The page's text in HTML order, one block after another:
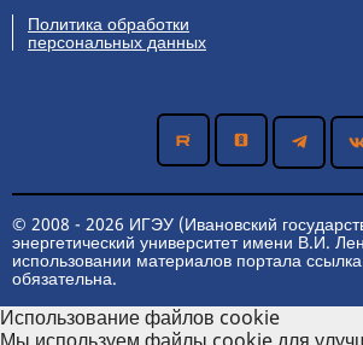
Политика обработки
персональных данных
© 2008 - 2026 ИГЭУ (Ивановский
энергетический университет имени В.И.
использовании материалов портала
обязательна.
Использование файлов cookie